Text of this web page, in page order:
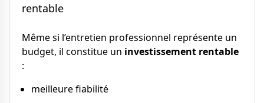
rentable
Même si l’entretien professionnel représente un
budget, il constitue un investissement rentable
:
meilleure fiabilité